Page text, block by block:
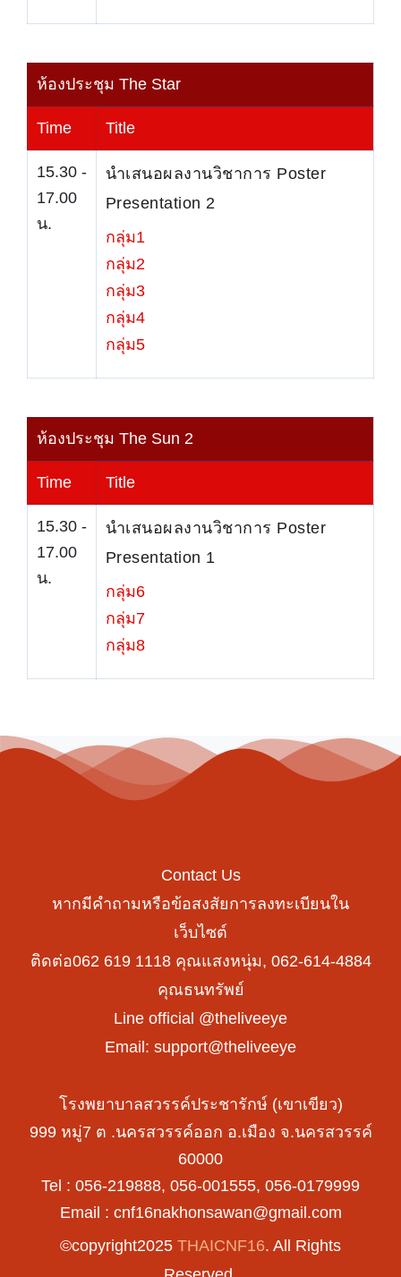
ห้องประชุม The Star
Time Title
15.30 -
17.00
น.
นำเสนอผลงานวิชาการ Poster
Presentation 2
กลุ่ม1
กลุ่ม2
กลุ่ม3
กลุ่ม4
กลุ่ม5
ห้องประชุม The Sun 2
Time Title
15.30 -
17.00
น.
นำเสนอผลงานวิชาการ Poster
Presentation 1
กลุ่ม6
กลุ่ม7
กลุ่ม8
Contact Us
หากมีคำถามหรือข้อสงสัยการลงทะเบียนใน
เว็บไซต์
ติดต่อ062 619 1118 คุณแสงหนุ่ม, 062-614-4884
คุณธนทรัพย์
Line official @theliveeye
Email: support@theliveeye
โรงพยาบาลสวรรค์ประชารักษ์ (เขาเขียว)
999 หมู่7 ต .นครสวรรค์ออก อ.เมือง จ.นครสวรรค์
60000
Tel : 056-219888, 056-001555, 056-0179999
Email : cnf16nakhonsawan@gmail.com
©copyright2025 THAICNF16. All Rights